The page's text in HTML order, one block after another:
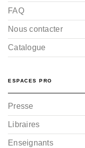
FAQ
Nous contacter
Catalogue
ESPACES PRO
Presse
Libraires
Enseignants